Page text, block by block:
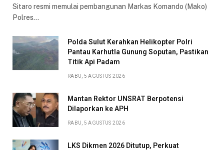
Sitaro resmi memulai pembangunan Markas Komando (Mako)
Polres…
Polda Sulut Kerahkan Helikopter Polri
Pantau Karhutla Gunung Soputan, Pastikan
Titik Api Padam
RABU, 5 AGUSTUS 2026
Mantan Rektor UNSRAT Berpotensi
Dilaporkan ke APH
RABU, 5 AGUSTUS 2026
LKS Dikmen 2026 Ditutup, Perkuat